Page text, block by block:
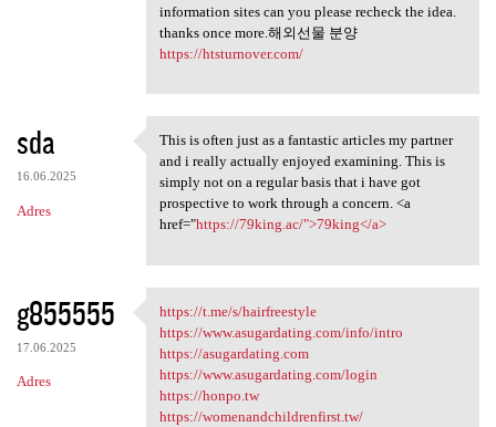
information sites can you please recheck the idea.
thanks once more.해외선물 분양
https://htsturnover.com/
sda
16.06.2025
Adres
This is often just as a
This is often just as a fantastic articles my partner
and i really actually enjoyed examining. This is
simply not on a regular basis that i have got
prospective to work through a concern. <a
href="https://79king.ac/">79king</a>
g855555
17.06.2025
Adres
https://t.me/s/hairfreestyle
https://t.me/s/hairfreestyle
https://www.asugardating.com/info/intro
https://asugardating.com
https://www.asugardating.com/login
https://honpo.tw
https://womenandchildrenfirst.tw/